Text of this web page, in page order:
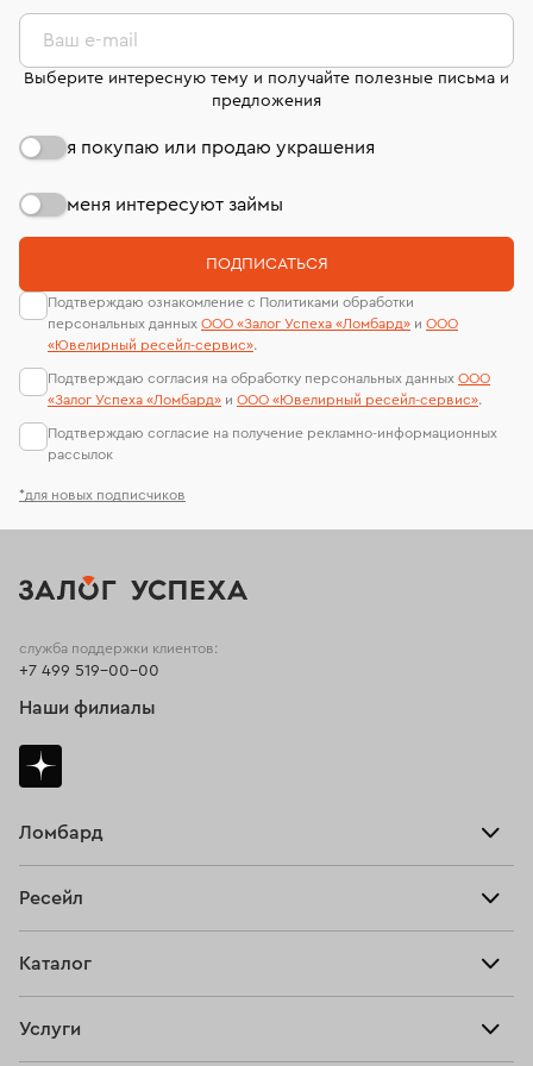
комиссионных украшений и часов смотрите на
странице«Возврат украшений»
лабораторий
*для новых подписчиков
Ваш e-mail
Выберите интересную тему и получайте полезные письма и
предложения
я покупаю или продаю украшения
меня интересуют займы
ПОДПИСАТЬСЯ
Подтверждаю ознакомление с Политиками обработки
персональных данных ООО «Залог Успеха «Ломбард» и ООО
«Ювелирный ресейл-сервиc».
Подтверждаю согласия на обработку персональных данных ООО
«Залог Успеха «Ломбард» и ООО «Ювелирный ресейл-сервиc».
Подтверждаю согласие на получение рекламно-информационных
рассылок
Ломбард
Тарифы
Ресейл
Купить
Каталог
Услуги
служба поддержки клиентов:
+7 499 519-00-00
Наши филиалы